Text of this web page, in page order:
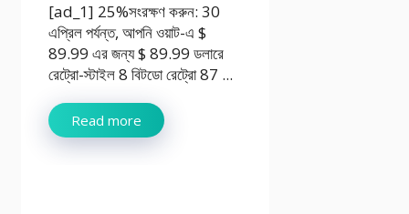
[ad_1] 25%সংরক্ষণ করুন: 30
এপ্রিল পর্যন্ত, আপনি ওয়াট-এ $
89.99 এর জন্য $ 89.99 ডলারে
রেট্রো-স্টাইল 8 বিটডো রেট্রো 87 ...
Read more